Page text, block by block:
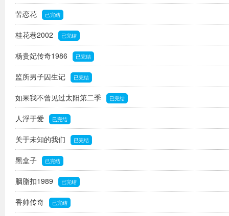
苦恋花 已完结
桂花巷2002 已完结
杨贵妃传奇1986 已完结
监所男子囚生记 已完结
如果我不曾见过太阳第二季 已完结
人浮于爱 已完结
关于未知的我们 已完结
黑盒子 已完结
胭脂扣1989 已完结
香帅传奇 已完结